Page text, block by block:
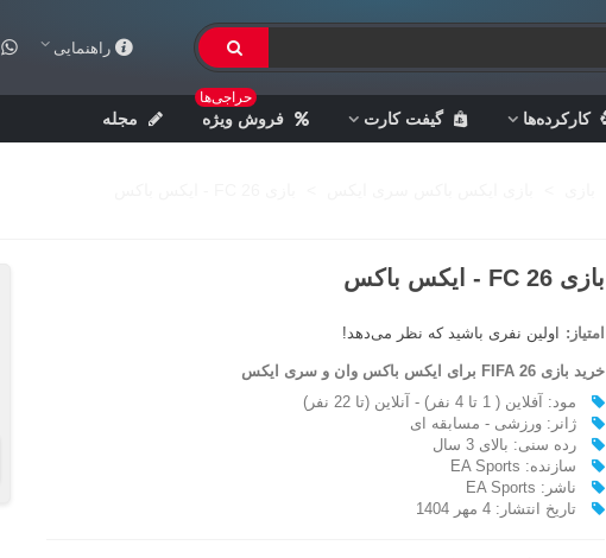
راهنمایی
کارکرده‌ها گیفت کارت فروش ویژه
حراجی‌ها
مجله
بازی FC 26 - ایکس باکس
امتیاز: اولین نفری باشید که نظر می‌دهد!
خرید بازی FIFA 26
برای ایکس باکس وان و سری ایکس
مود: آفلاین ( 1 تا 4 نفر) - آنلاین (تا 22 نفر)
ژانر: ورزشی - مسابقه ای
رده سنی: بالای 3 سال
سازنده: EA Sports
ناشر: EA Sports
تاریخ انتشار: 4 مهر 1404